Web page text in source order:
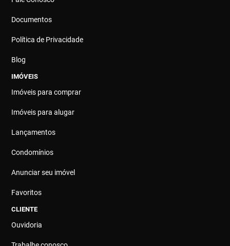
Documentos
Política de Privacidade
Blog
IMÓVEIS
Imóveis para comprar
Imóveis para alugar
Lançamentos
Condomínios
Anunciar seu imóvel
Favoritos
CLIENTE
Ouvidoria